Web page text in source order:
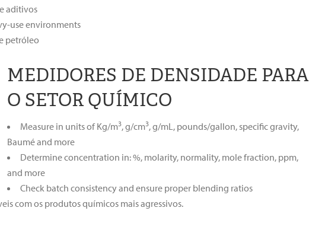
aditivos
use environments
petróleo
MEDIDORES DE DENSIDADE PARA
O SETOR QUÍMICO
Measure in units of Kg/m3, g/cm3, g/mL, pounds/gallon, specific gravity,
Baumé and more
Determine concentration in: %, molarity, normality, mole fraction, ppm,
and more
Check batch consistency and ensure proper blending ratios
com os produtos químicos mais agressivos.